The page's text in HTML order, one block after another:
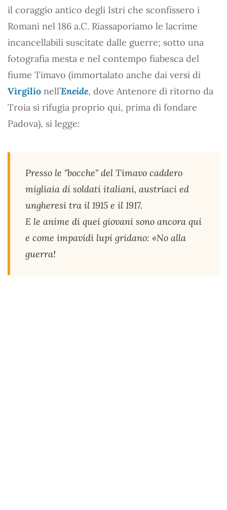
il coraggio antico degli Istri che sconfissero i
Romani nel 186 a.C. Riassaporiamo le lacrime
incancellabili suscitate dalle guerre; sotto una
fotografia mesta e nel contempo fiabesca del
fiume Timavo (immortalato anche dai versi di
Virgilio nell’Eneide, dove Antenore di ritorno da
Troia si rifugia proprio qui, prima di fondare
Padova), si legge:
Presso le "bocche" del Timavo caddero
migliaia di soldati italiani, austriaci ed
ungheresi tra il 1915 e il 1917.
E le anime di quei giovani sono ancora qui
e come impavidi lupi gridano: «No alla
guerra!